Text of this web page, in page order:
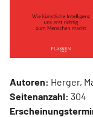
Autoren: Herger,
Seitenanzahl: 304